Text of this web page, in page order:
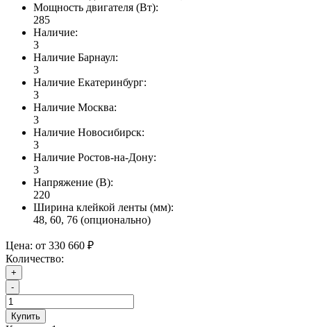
Мощность двигателя (Вт):
285
Наличие:
3
Наличие Барнаул:
3
Наличие Екатеринбург:
3
Наличие Москва:
3
Наличие Новосибирск:
3
Наличие Ростов-на-Дону:
3
Напряжение (В):
220
Ширина клейкой ленты (мм):
48, 60, 76 (опционально)
Цена: от 330 660 ₽
Количество:
+
-
Купить